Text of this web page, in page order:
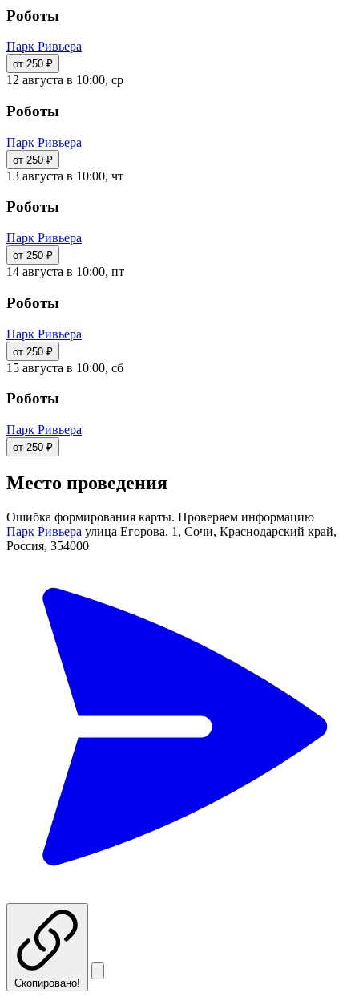
Роботы
Парк Ривьера
от 250 ₽
12 августа в 10:00, ср
Роботы
Парк Ривьера
от 250 ₽
13 августа в 10:00, чт
Роботы
Парк Ривьера
от 250 ₽
14 августа в 10:00, пт
Роботы
Парк Ривьера
от 250 ₽
15 августа в 10:00, сб
Роботы
Парк Ривьера
от 250 ₽
Место проведения
Ошибка формирования карты. Проверяем информацию
Парк Ривьера улица Егорова, 1, Сочи, Краснодарский край,
Россия, 354000
Скопировано!